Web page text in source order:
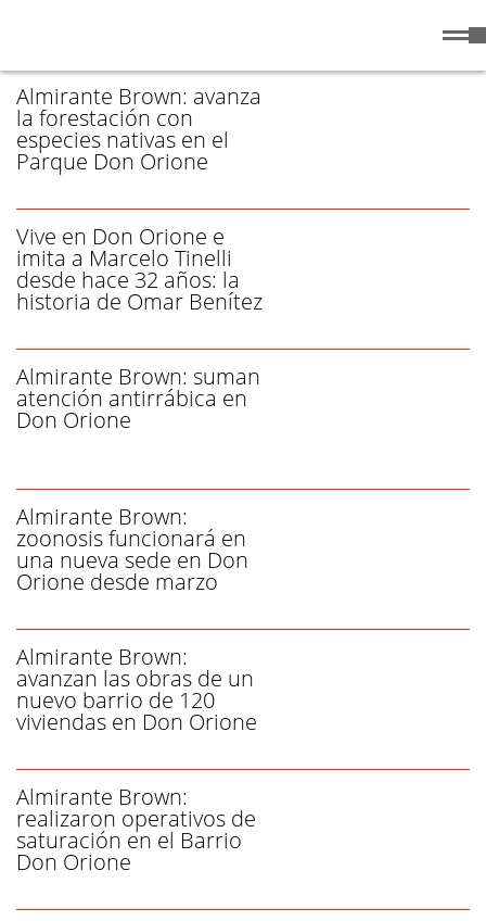
Almirante Brown: avanza
la forestación con
especies nativas en el
Parque Don Orione
Vive en Don Orione e
imita a Marcelo Tinelli
desde hace 32 años: la
historia de Omar Benítez
Almirante Brown: suman
atención antirrábica en
Don Orione
Almirante Brown:
zoonosis funcionará en
una nueva sede en Don
Orione desde marzo
Almirante Brown:
avanzan las obras de un
nuevo barrio de 120
viviendas en Don Orione
Almirante Brown:
realizaron operativos de
saturación en el Barrio
Don Orione